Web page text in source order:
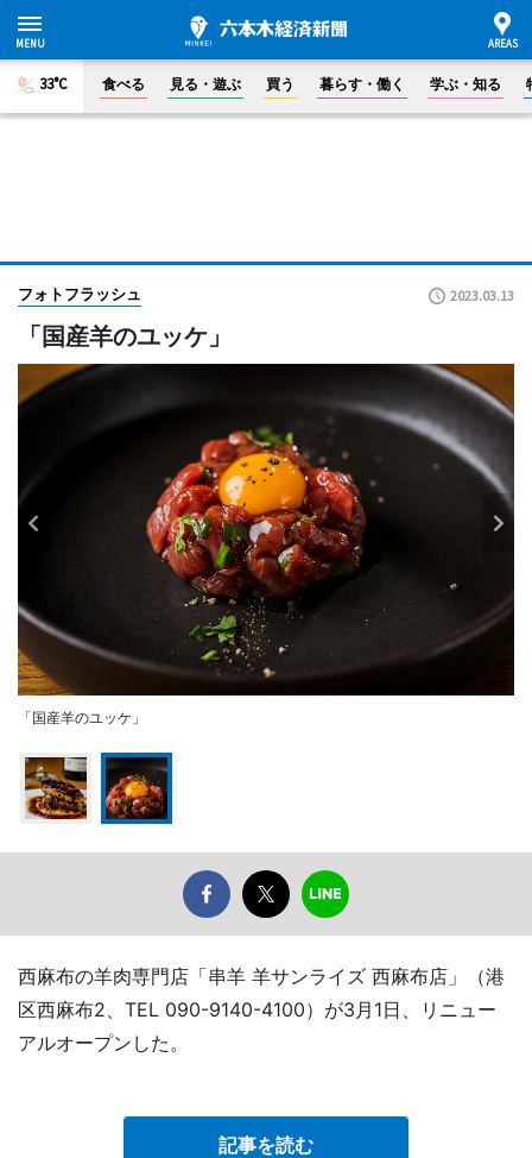
33°C 食べる 見る・遊ぶ 買う 暮らす・働く 学ぶ・知る
フォトフラッシュ 2023.03.13
「国産羊のユッケ」
「国産羊のユッケ」
西麻布の羊肉専門店「串羊 羊サンライズ 西麻布店」（港
区西麻布2、TEL 090-9140-4100）が3月1日、リニュー
アルオープンした。
記事を読む